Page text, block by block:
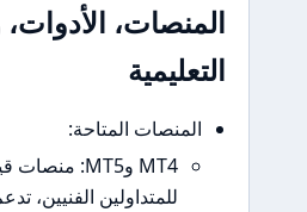
الأدوات، والموارد
المتاحة:
MT4 وMT5: منصات قياسية ومطلوبة
للمتداولين الفنيين، تدعم الـ EAs ونسخ